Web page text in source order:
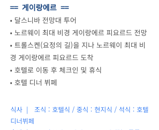
== 게이랑에르 ==
• 달스니바 전망대 투어
• 노르웨이 최대 비경 게이랑에르 피요르드 전망
• 트롤스켄(요정의 길)을 지나 노르웨이 최대 비
경 게이랑에르 피요르드 도착
• 호텔로 이동 후 체크인 및 휴식
• 호텔 디너 뷔페
식사 | 조식 : 호텔식 / 중식 : 현지식 / 석식 : 호텔
디너뷔페